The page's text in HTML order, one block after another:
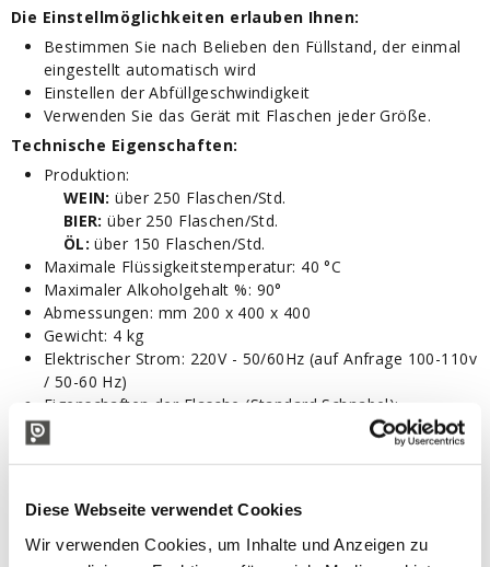
Diese Webseite verwendet Cookies
Wir verwenden Cookies, um Inhalte und Anzeigen zu
Die Einstellmöglichkeiten erlauben Ihnen:
Bestimmen Sie nach Belieben den Füllstand, der einmal
eingestellt automatisch wird
Einstellen der Abfüllgeschwindigkeit
Verwenden Sie das Gerät mit Flaschen jeder Größe.
Technische Eigenschaften:
Produktion:
WEIN: über 250 Flaschen/Std.
BIER: über 250 Flaschen/Std.
ÖL: über 150 Flaschen/Std.
Maximale Flüssigkeitstemperatur: 40 °C
Maximaler Alkoholgehalt %: 90°
Abmessungen: mm 200 x 400 x 400
Gewicht: 4 kg
Elektrischer Strom: 220V - 50/60Hz (auf Anfrage 100-110v
/ 50-60 Hz)
Eigenschaften der Flasche (Standard Schnabel):
Hals Durchmesser: von 16 bis 28 mm
Höhe: von 250 bis 330 mm
Kerzenfilter Tandem OIL